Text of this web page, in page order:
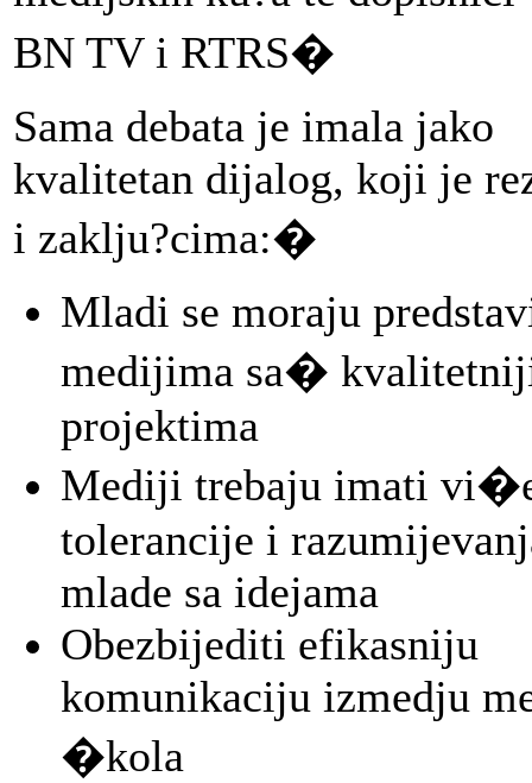
BN TV i RTRS�
Sama debata je imala jako
kvalitetan dijalog, koji je
i zaklju?cima:�
Mladi se moraju
medijima sa�
projektima
Mediji trebaju imati
tolerancije i
mlade sa idejama
Obezbijediti efikasniju
komunikaciju izmedju
�kola